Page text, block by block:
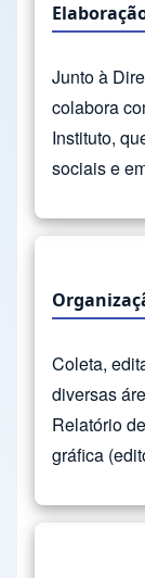
Junto à
colabora
Instituto,
sociais e
Coleta,
diversas
Relatório
gráfica